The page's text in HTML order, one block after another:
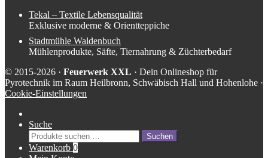
Tekal – Textile Lebensqualität
Exklusive moderne & Orientteppiche
Stadtmühle Waldenbuch
Mühlenprodukte, Säfte, Tiernahrung & Züchterbedarf
© 2015-2026 · Feuerwerk XXL · Dein Onlineshop für
Pyrotechnik im Raum Heilbronn, Schwäbisch Hall und Hohenlohe ·
Cookie-Einstellungen
Suche
Suche
nach:
Suchen
Warenkorb 0